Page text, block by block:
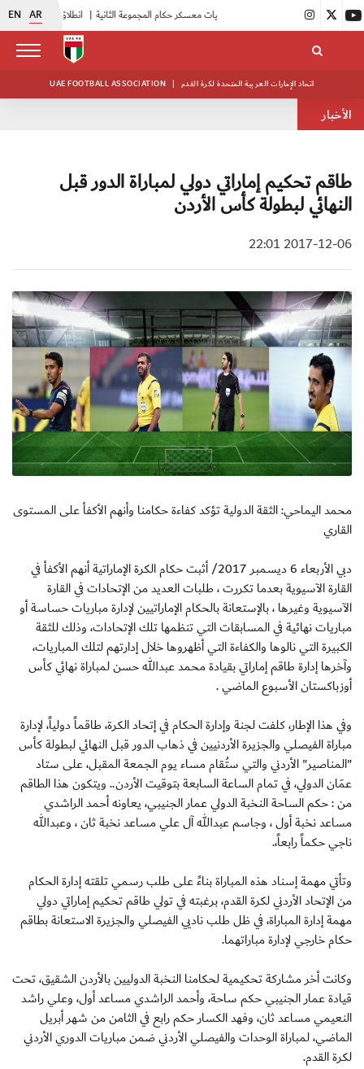
EN AR انطلاق منافسات بطولة النخبة لحرس الرئاسة |
UAE FOOTBALL ASSOCIATION | اتحاد الإمارات العربية المتحدة لكرة القدم
الأخبار
طاقم تحكيم إماراتي دولي لمباراة الدور قبل
النهائي لبطولة كأس الأردن
2017-12-06 22:01
محمد اليماحي: الثقة الدولية تؤكد كفاءة حكامنا وأنهم الأكفأ على المستوى
القاري
دبي الأربعاء 6 ديسمبر 2017/ أثبت حكام الكرة الإماراتية أنهم الأكفأ في
القارة الآسيوية بعدما تكررت ، طلبات العديد من الإتحادات في القارة
الآسيوية وغيرها ، بالإستعانة بالحكام الإماراتيين لإدارة مباريات حساسة أو
مباريات نهائية في المسابقات التي تنظمها تلك الإتحادات، وذلك للثقة
الكبيرة التي نالوها والكفاءة التي أظهروها خلال إدارتهم لتلك المباريات،
وآخرها إدارة طاقم إماراتي بقيادة محمد عبدالله حسن لمباراة نهائي كأس
أوزباكستان الأسبوع الماضي .
وفي هذا الإطار، كلفت لجنة وإدارة الحكام في إتحاد الكرة، طاقماً دولياً، لإدارة
مباراة الفيصلي والجزيرة الأردنيين في ذهاب الدور قبل النهائي لبطولة كأس
"المناصير" الأردني والتي ستُقام مساء يوم الجمعة المقبل، على ستاد
عمَان الدولي، في تمام الساعة السابعة بتوقيت الأردن.. ويتكون هذا الطاقم
من : حكم الساحة النخبة الدولي عمار الجنيبي، يعاونه أحمد الراشدي
مساعد نخبة أول ، وجاسم عبدالله آل علي مساعد نخبة ثان ، وعبدالله
ناجي حكماً رابعاً،.
وتأتي مهمة إسناد هذه المباراة بناءً على طلب رسمي تلقته إدارة الحكام
من الإتحاد الأردني لكرة القدم، برغبته في تولي طاقم تحكيم إماراتي دولي
مهمة إدارة المباراة، في ظل طلب ناديي الفيصلي والجزيرة الاستعانة بطاقم
حكام خارجي لإدارة مباراتهما.
وكانت أخر مشاركة تحكيمية لحكامنا النخبة الدوليين بالأردن الشقيق، تحت
قيادة عمار الجنيبي حكم ساحة، وأحمد الراشدي مساعد أول، وعلي راشد
النعيمي مساعد ثان، وفهد الكسار حكم رابع في الثامن من شهر أبريل
الماضي، لمباراة الوحدات والفيصلي الأردني ضمن مباريات الدوري الأردني
لكرة القدم.